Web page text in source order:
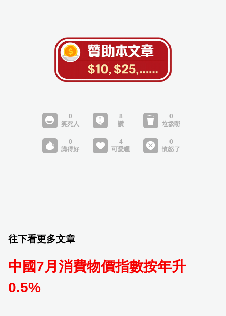
往下看更多文章
中國7月消費物價指數按年升
0.5%